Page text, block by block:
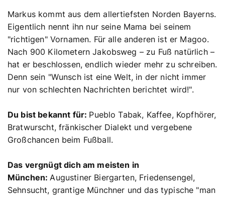
Markus kommt aus dem allertiefsten Norden Bayerns.
Eigentlich nennt ihn nur seine Mama bei seinem
"richtigen" Vornamen. Für alle anderen ist er Magoo.
Nach 900 Kilometern Jakobsweg – zu Fuß natürlich –
hat er beschlossen, endlich wieder mehr zu schreiben.
Denn sein "Wunsch ist eine Welt, in der nicht immer
nur von schlechten Nachrichten berichtet wird!".
Du bist bekannt für: Pueblo Tabak, Kaffee, Kopfhörer,
Bratwurscht, fränkischer Dialekt und vergebene
Großchancen beim Fußball.
Das vergnügt dich am meisten in
München: Augustiner Biergarten, Friedensengel,
Sehnsucht, grantige Münchner und das typische "man